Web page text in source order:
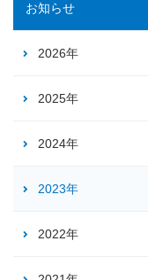
お知らせ
2026年
2025年
2024年
2023年
2022年